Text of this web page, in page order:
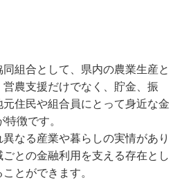
組合として、県内の農業生産と
農支援だけでなく、貯金、振
住民や組合員にとって身近な金
徴です。
なる産業や暮らしの実情があり
との金融利用を支える存在とし
とができます。